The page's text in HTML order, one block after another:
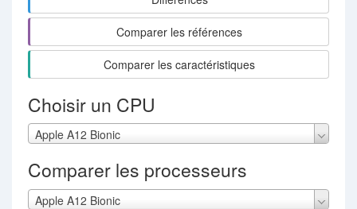
Comparer les références
Comparer les caractéristiques
Choisir un CPU
Apple A12 Bionic
Comparer les processeurs
Apple A12 Bionic